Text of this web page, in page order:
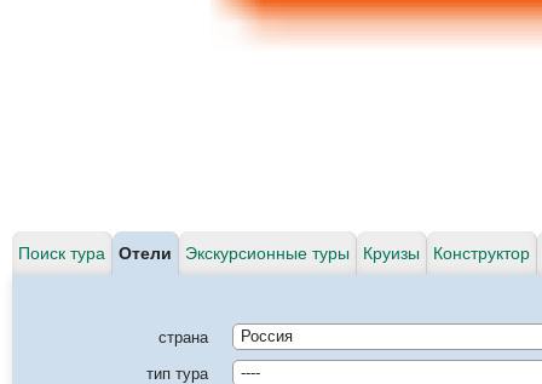
Поиск тура Отели Экскурсионные туры Круизы Конструктор
страна
Россия
тип тура
----